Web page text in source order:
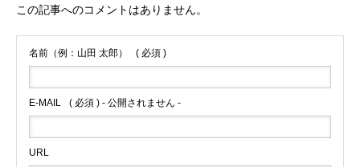
この記事へのコメントはありません。
名前（例：山田 太郎） ( 必須 )
E-MAIL ( 必須 ) - 公開されません -
URL